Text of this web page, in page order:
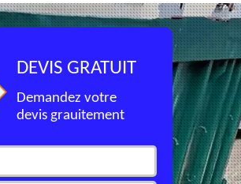
DEVIS GRATUIT
Demandez votre
devis grauitement